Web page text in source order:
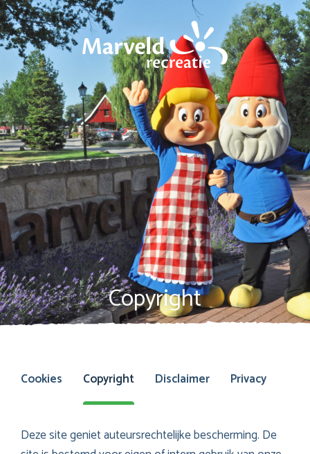
Copyright
Cookies Copyright Disclaimer Privacy
Deze site geniet auteursrechtelijke bescherming. De